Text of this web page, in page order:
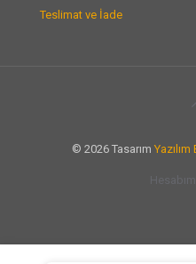
Teslimat ve İade
© 2026 Tasarım Yazılım
Hesabım